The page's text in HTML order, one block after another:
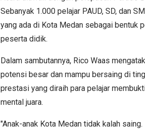
Sebanyak 1.000 pelajar PAUD, SD, dan
yang ada di Kota Medan sebagai bentuk
peserta didik.
Dalam sambutannya, Rico Waas
potensi besar dan mampu bersaing di
prestasi yang diraih para pelajar
mental juara.
"Anak-anak Kota Medan tidak kalah